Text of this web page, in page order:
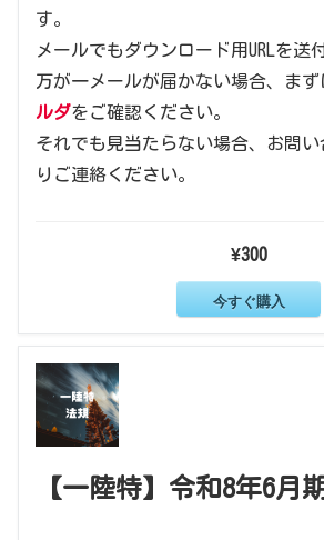
す。
メールでもダウンロード用URLを送
万が一メールが届かない場合、まず
ルダをご確認ください。
それでも見当たらない場合、お問
りご連絡ください。
¥300
今すぐ購入
【一陸特】令和8年6月